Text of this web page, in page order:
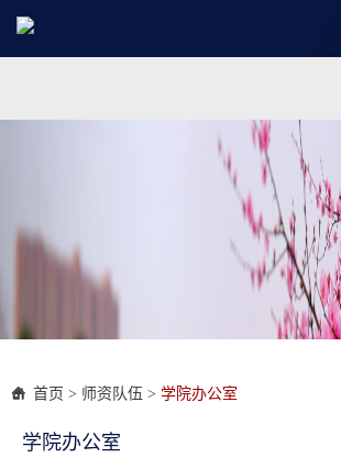
首页 > 师资队伍 > 学院办公室
学院办公室